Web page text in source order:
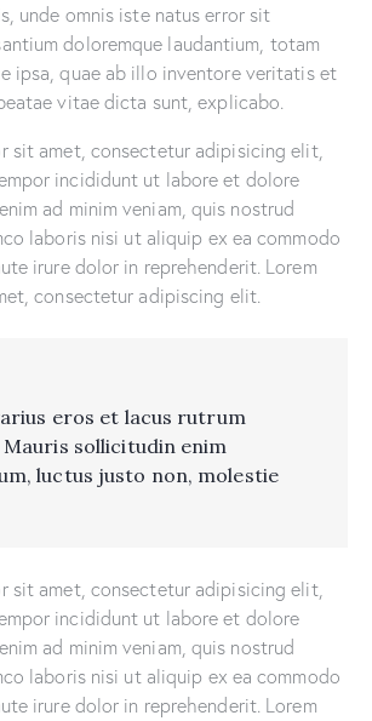
unde omnis iste natus error sit
doloremque laudantium, totam
ipsa, quae ab illo inventore veritatis et
vitae dicta sunt, explicabo.
sit amet, consectetur adipisicing elit,
incididunt ut labore et dolore
ad minim veniam, quis nostrud
laboris nisi ut aliquip ex ea commodo
irure dolor in reprehenderit. Lorem
consectetur adipiscing elit.
eros et lacus rutrum
sollicitudin enim
luctus justo non, molestie
sit amet, consectetur adipisicing elit,
incididunt ut labore et dolore
ad minim veniam, quis nostrud
laboris nisi ut aliquip ex ea commodo
irure dolor in reprehenderit. Lorem